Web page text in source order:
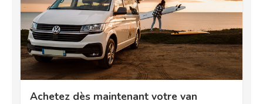
Achetez dès maintenant votre van